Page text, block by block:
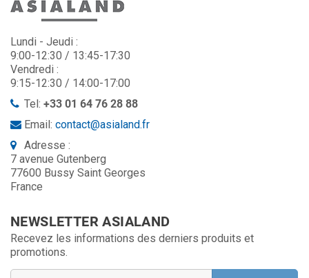
Lundi - Jeudi :
9:00-12:30 / 13:45-17:30
Vendredi :
9:15-12:30 / 14:00-17:00
Tel: +33 01 64 76 28 88
Email: contact@asialand.fr
Adresse :
7 avenue Gutenberg
77600 Bussy Saint Georges
France
NEWSLETTER ASIALAND
Recevez les informations des derniers produits et
promotions.